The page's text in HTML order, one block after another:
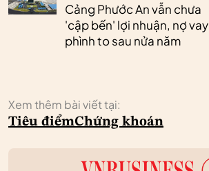
Cảng Phước An vẫn chưa
'cập bến' lợi nhuận, nợ vay
phình to sau nửa năm
Xem thêm bài viết tại:
Tiêu điểmChứng khoán